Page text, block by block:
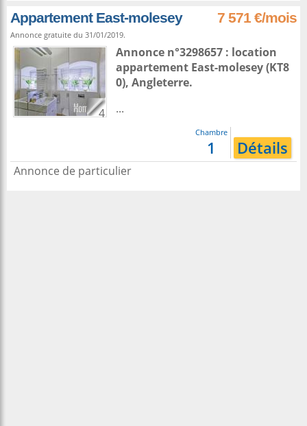
Appartement East-molesey 7 571 €/mois
Annonce gratuite du 31/01/2019.
4
Annonce n°3298657 : location
appartement East-molesey(KT8
0), Angleterre.
...
Chambre
1 Détails
Annonce de particulier